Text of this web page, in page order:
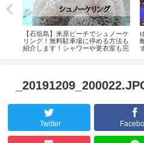
【石垣島】米原ビーチでシュノーケ
リング！無料駐車場に停める方法も
紹介します！シャワーや更衣室も完
Twitter